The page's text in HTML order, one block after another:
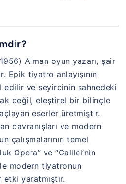
Alman oyun yazarı, şair
Epik tiyatro anlayışının
edilir ve seyircinin sahnedeki
değil, eleştirel bir bilinçle
eserler üretmiştir.
davranışları ve modern
çalışmalarının temel
Opera” ve “Galilei’nin
modern tiyatronun
yaratmıştır.